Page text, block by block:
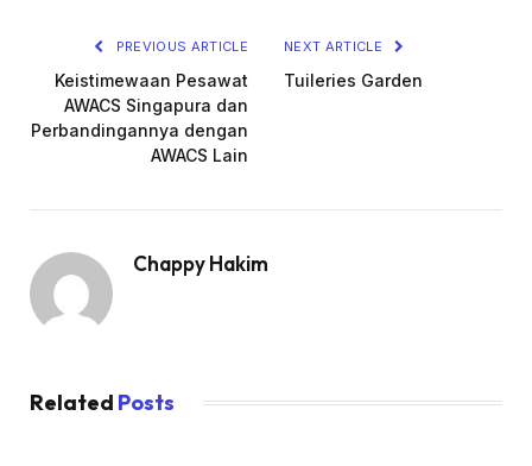
PREVIOUS ARTICLE
Keistimewaan Pesawat
AWACS Singapura dan
Perbandingannya dengan
AWACS Lain
NEXT ARTICLE
Tuileries Garden
Chappy Hakim
Related Posts